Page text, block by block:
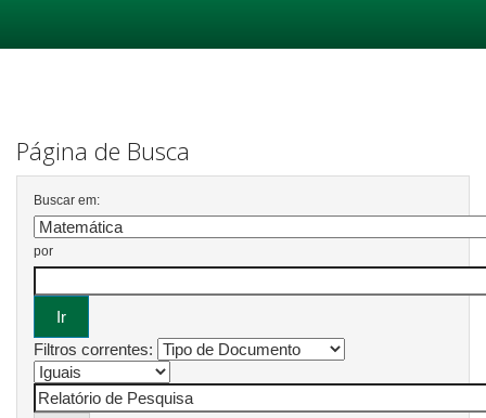
Página de Busca
Buscar em:
por
Filtros correntes: